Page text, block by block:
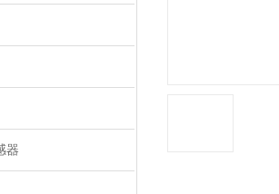
器